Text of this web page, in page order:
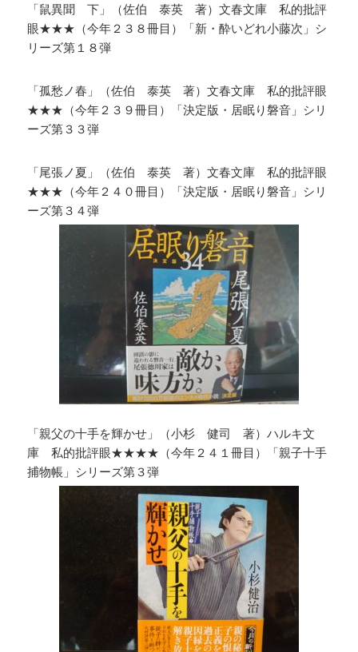
「鼠異聞 下」（佐伯 泰英 著）文春文庫 私的批評
眼★★★（今年２３８冊目）「新・酔いどれ小藤次」シ
リーズ第１８弾
「孤愁ノ春」（佐伯 泰英 著）文春文庫 私的批評眼
★★★（今年２３９冊目）「決定版・居眠り磐音」シリ
ーズ第３３弾
「尾張ノ夏」（佐伯 泰英 著）文春文庫 私的批評眼
★★★（今年２４０冊目）「決定版・居眠り磐音」シリ
ーズ第３４弾
「親父の十手を輝かせ」（小杉 健司 著）ハルキ文
庫 私的批評眼★★★★（今年２４１冊目）「親子十手
捕物帳」シリーズ第３弾